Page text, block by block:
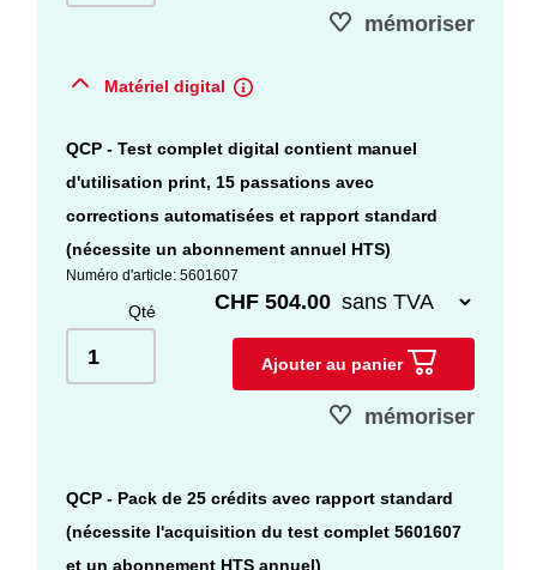
mémoriser
Matériel digital
QCP - Test complet digital contient manuel
d'utilisation print, 15 passations avec
corrections automatisées et rapport standard
(nécessite un abonnement annuel HTS)
Numéro d'article: 5601607
Qté CHF 504.00
Ajouter au panier
mémoriser
QCP - Pack de 25 crédits avec rapport standard
(nécessite l'acquisition du test complet 5601607
et un abonnement HTS annuel)